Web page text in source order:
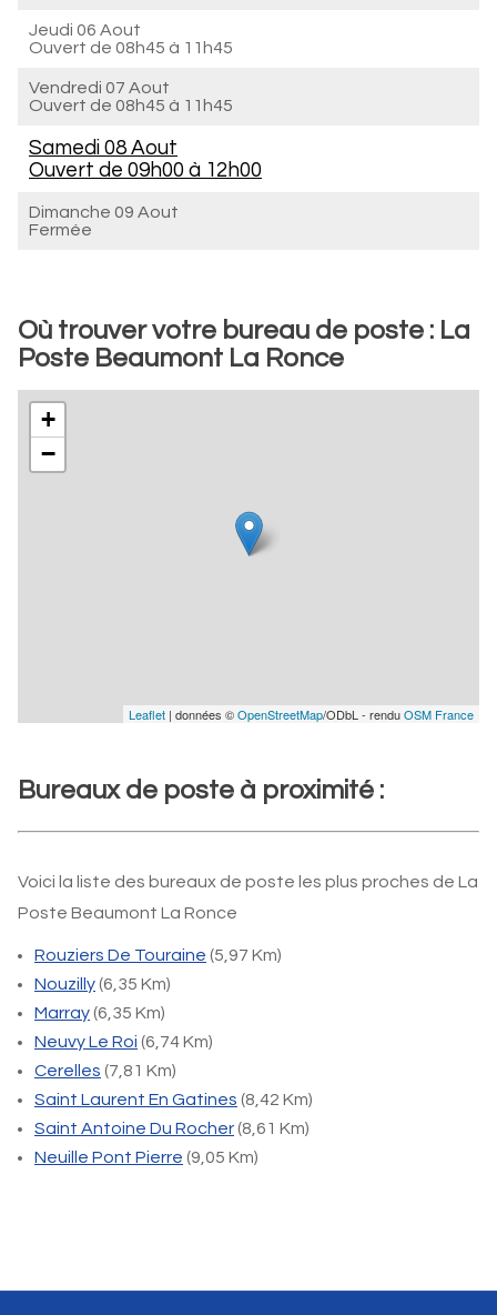
Jeudi 06 Aout
Ouvert de 08h45 à 11h45
Vendredi 07 Aout
Ouvert de 08h45 à 11h45
Samedi 08 Aout
Ouvert de 09h00 à 12h00
Dimanche 09 Aout
Fermée
Où trouver votre bureau de poste : La
Poste Beaumont La Ronce
+
−
Leaflet | données ©OpenStreetMap/ODbL - renduOSM France
Bureaux de poste à proximité :
Voici la liste des bureaux de poste les plus proches de La
Poste Beaumont La Ronce
Rouziers De Touraine (5,97 Km)
Nouzilly(6,35 Km)
Marray(6,35 Km)
Neuvy Le Roi (6,74 Km)
Cerelles (7,81 Km)
Saint Laurent En Gatines (8,42 Km)
Saint Antoine Du Rocher(8,61 Km)
Neuille Pont Pierre (9,05 Km)